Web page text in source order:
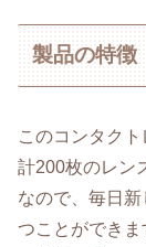
製品の特徴
このコンタク
計200枚のレン
なので、毎日
つことができま